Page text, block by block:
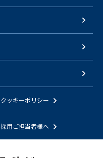
クッキーポリシー
採用ご担当者様へ